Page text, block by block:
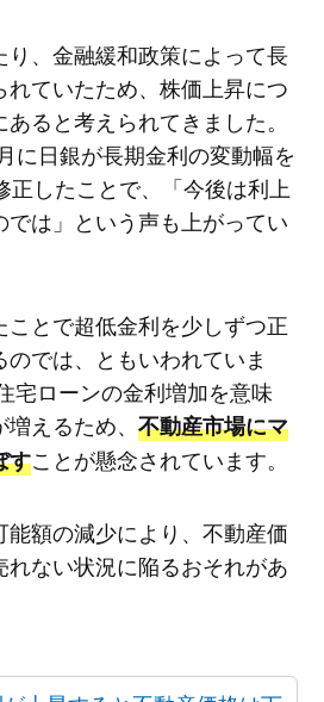
り、金融緩和政策によって長
ていたため、株価上昇につ
ると考えられてきました。
に日銀が長期金利の変動幅を
正したことで、「今後は利上
は」という声も上がってい
とで超低金利を少しずつ正
では、ともいわれていま
宅ローンの金利増加を意味
えるため、 不動産市場にマ
すことが懸念されています。
能額の減少により、不動産価
ない状況に陥るおそれがあ